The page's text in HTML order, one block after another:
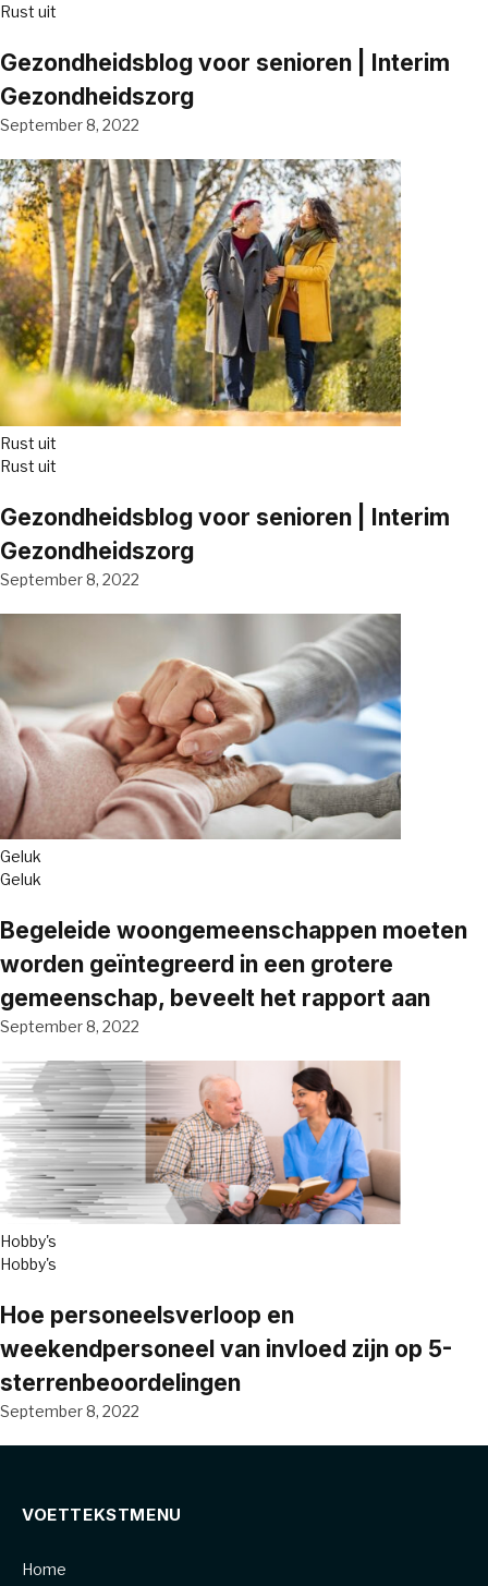
Rust uit
Gezondheidsblog voor senioren | Interim
Gezondheidszorg
September 8, 2022
Rust uit
Rust uit
Gezondheidsblog voor senioren | Interim
Gezondheidszorg
September 8, 2022
Geluk
Geluk
Begeleide woongemeenschappen moeten
worden geïntegreerd in een grotere
gemeenschap, beveelt het rapport aan
September 8, 2022
Hobby's
Hobby's
Hoe personeelsverloop en
weekendpersoneel van invloed zijn op 5-
sterrenbeoordelingen
September 8, 2022
VOETTEKSTMENU
Home